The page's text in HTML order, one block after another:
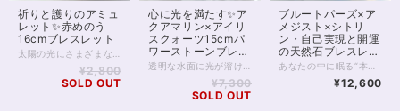
祈りと護りのアミュ
レット✨赤めのう
16cmブレスレット
¥2,800
SOLD OUT
心に光を満たす✨ア
クアマリン×アイリ
スクォーツ15cmパ
ワーストーンブレス
レット
¥7,300
SOLD OUT
ブルートパーズ×ア
メジスト×シトリ
ン・自己実現と開運
の天然石ブレスレッ
ト✨16cm
¥12,600